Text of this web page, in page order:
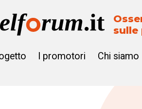
sulle
I promotori Chi siamo